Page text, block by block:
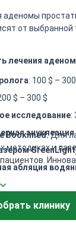
от
лечения
: 100 $ –
$ – 300 $
исследование:
абляция
инцизия
Bookimed:Для
методиках и
клинику